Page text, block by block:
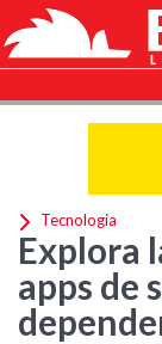
Tecnologia
Explora
apps de